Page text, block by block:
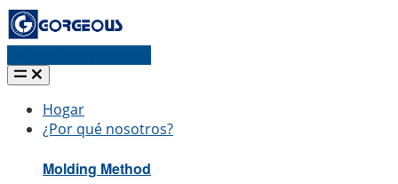
Hogar
¿Por qué nosotros?
Molding Method